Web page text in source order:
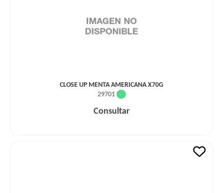
CLOSE UP MENTA AMERICANA X70G
29701
Consultar